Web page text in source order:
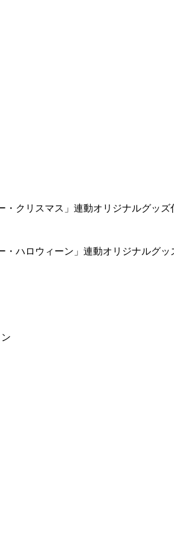
クリスマス」連動オリジナルグッズ
ハロウィーン」連動オリジナルグッ